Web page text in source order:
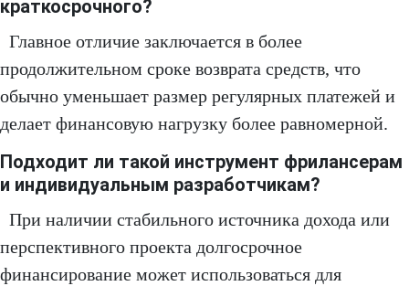
краткосрочного?
Главное отличие заключается в более
продолжительном сроке возврата средств, что
обычно уменьшает размер регулярных платежей и
делает финансовую нагрузку более равномерной.
Подходит ли такой инструмент фрилансерам
и индивидуальным разработчикам?
При наличии стабильного источника дохода или
перспективного проекта долгосрочное
финансирование может использоваться для